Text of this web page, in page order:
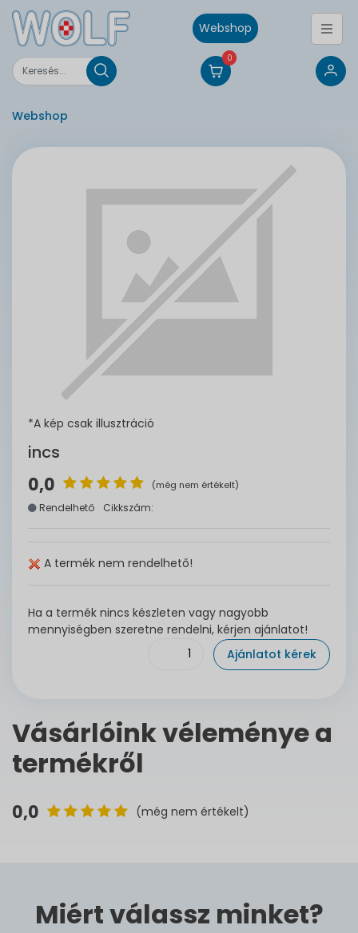
Webshop
0
Webshop
*A kép csak illusztráció
incs
0,0 (még nem értékelt)
Rendelhető Cikkszám:
A termék nem rendelhető!
Ha a termék nincs készleten vagy nagyobb
mennyiségben szeretne rendelni, kérjen ajánlatot!
Ajánlatot kérek
Vásárlóink véleménye a
termékről
0,0 (még nem értékelt)
Miért válassz minket?